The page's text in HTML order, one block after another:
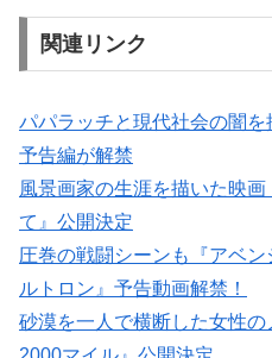
関連リンク
パパラッチと現代社会の闇
予告編が解禁
風景画家の生涯を描いた映
て』公開決定
圧巻の戦闘シーンも『アベ
ルトロン』予告動画解禁！
砂漠を一人で横断した女性